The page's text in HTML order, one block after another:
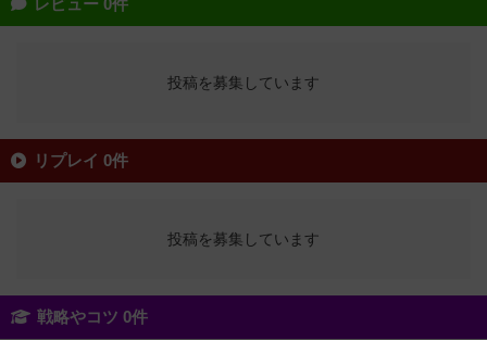
レビュー 0件
投稿を募集しています
リプレイ 0件
投稿を募集しています
戦略やコツ 0件